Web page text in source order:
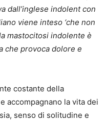
dall’inglese indolent con
viene inteso ‘che non
mastocitosi indolente è
che provoca dolore e
costante della
accompagnano la vita dei
senso di solitudine e